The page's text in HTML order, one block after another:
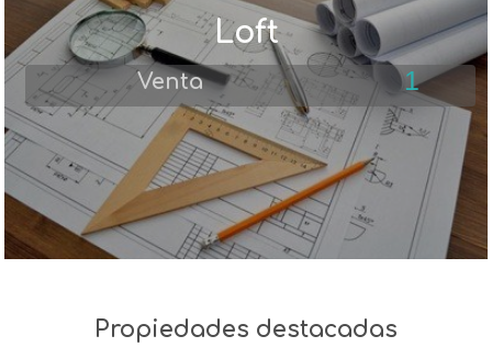
Loft
Venta 1
Propiedades destacadas